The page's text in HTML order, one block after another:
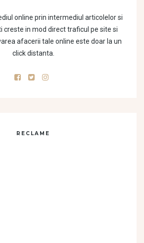
online prin intermediul articolelor si
creste in mod direct traficul pe site si
afacerii tale online este doar la un
click distanta.
RECLAME